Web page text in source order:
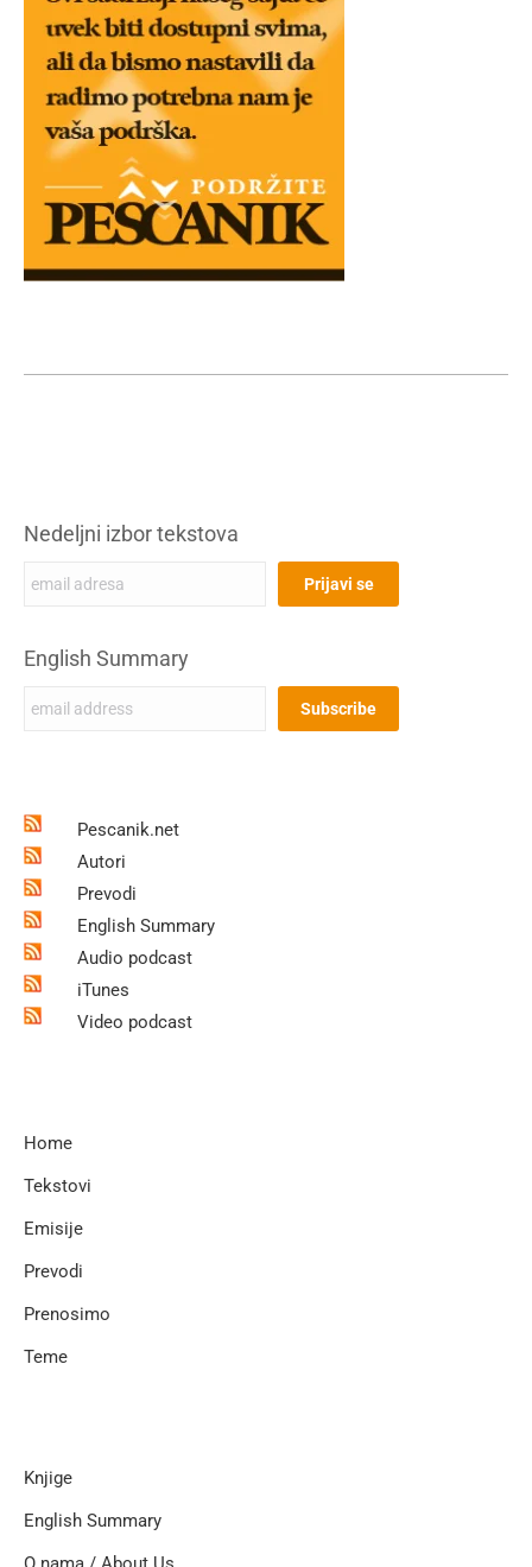
Nedeljni izbor tekstova
English Summary
Pescanik.net
Autori
Prevodi
English Summary
Audio podcast
iTunes
Video podcast
Home
Tekstovi
Emisije
Prevodi
Prenosimo
Teme
Knjige
English Summary